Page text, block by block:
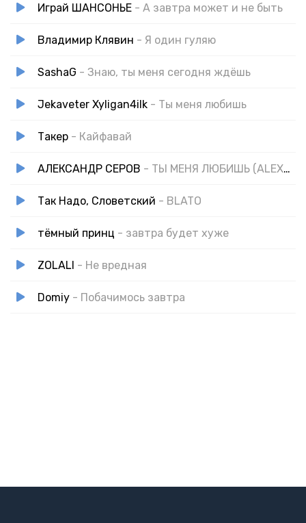
Играй ШАНСОНЬЕ - А завтра может и не быть
Владимир Клявин - Я один гуляю
SashaG - Знаю, ты меня сегодня ждёшь
Jekaveter Xyligan4ilk - Ты меня любишь
Такер - Кайфавай
АЛЕКСАНДР СЕРОВ - ТЫ МЕНЯ ЛЮБИШЬ (ALEXNEST REWORKED) COVER
Так Надо, Словетский - BLATO
тёмный принц - завтра будет хуже
ZOLALI - Не вредная
Domiy - Побачимось завтра